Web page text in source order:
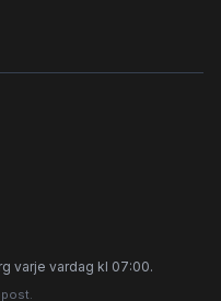
varje vardag kl 07:00.